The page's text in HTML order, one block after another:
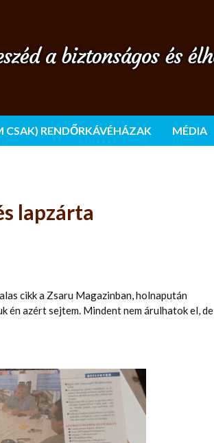
CSAK) RENDŐRKÁVÉHÁZAK MÉDIA
lapzárta
cikk a Zsaru Magazinban, holnapután
én azért sejtem. Mindent nem árulhatok el, de